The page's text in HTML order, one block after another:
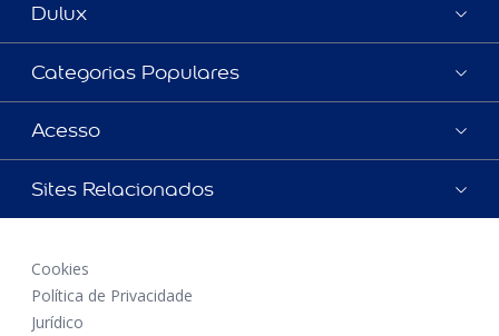
Dulux
Categorias Populares
Acesso
Sites Relacionados
Cookies
Política de Privacidade
Jurídico